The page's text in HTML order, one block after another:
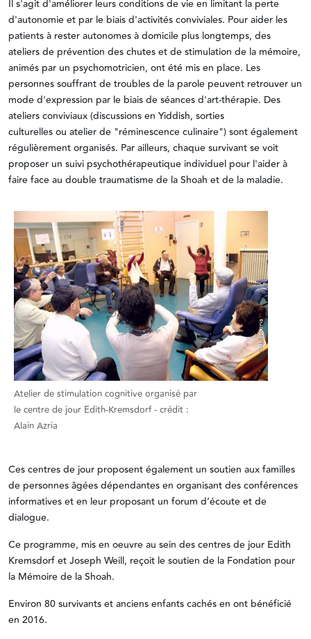
Il s'agit d'améliorer leurs conditions de vie en limitant la perte
d'autonomie et par le biais d'activités conviviales. Pour aider les
patients à rester autonomes à domicile plus longtemps, des
ateliers de prévention des chutes et de stimulation de la mémoire,
animés par un psychomotricien, ont été mis en place. Les
personnes souffrant de troubles de la parole peuvent retrouver un
mode d'expression par le biais de séances d'art-thérapie. Des
ateliers conviviaux (discussions en Yiddish, sorties
culturelles ou atelier de "réminescence culinaire") sont également
régulièrement organisés. Par ailleurs, chaque survivant se voit
proposer un suivi psychothérapeutique individuel pour l'aider à
faire face au double traumatisme de la Shoah et de la maladie.
Atelier de stimulation cognitive organisé par
le centre de jour Edith-Kremsdorf - crédit :
Alain Azria
Ces centres de jour proposent également un soutien aux familles
de personnes âgées dépendantes en organisant des conférences
informatives et en leur proposant un forum d’écoute et de
dialogue.
Ce programme, mis en oeuvre au sein des centres de jour Edith
Kremsdorf et Joseph Weill, reçoit le soutien de la Fondation pour
la Mémoire de la Shoah.
Environ 80 survivants et anciens enfants cachés en ont bénéficié
en 2016.